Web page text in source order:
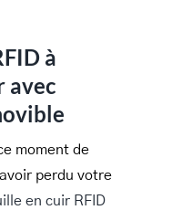
à
avec
moment de
perdu votre
en cuir RFID